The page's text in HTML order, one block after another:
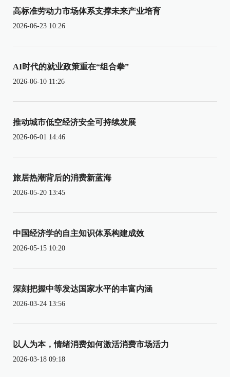
高标准劳动力市场体系支撑未来产业培育
2026-06-23 10:26
AI时代的就业政策重在“组合拳”
2026-06-10 11:26
推动城市低空经济安全可持续发展
2026-06-01 14:46
旅居热潮背后的消费新蓝海
2026-05-20 13:45
中国经济学的自主知识体系构建成效
2026-05-15 10:20
深刻把握中等发达国家水平的丰富内涵
2026-03-24 13:56
以人为本，情绪消费如何激活消费市场活力
2026-03-18 09:18